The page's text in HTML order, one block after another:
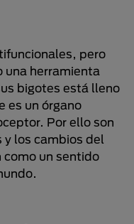
pero
una herramienta
bigotes está lleno
es un órgano
Por ello son
y los cambios del
un sentido